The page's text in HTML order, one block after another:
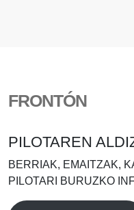
FRONTÓN
PILOTAREN
BERRIAK, EMAITZAK,
PILOTARI BURUZKO